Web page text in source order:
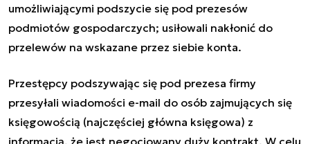
umożliwiającymi podszycie się pod prezesów
podmiotów gospodarczych; usiłowali nakłonić do
przelewów na wskazane przez siebie konta.
Przestępcy podszywając się pod prezesa firmy
przesyłali wiadomości e-mail do osób zajmujących się
księgowością (najczęściej główna księgowa) z
informacją, że jest negocjowany duży kontrakt. W celu